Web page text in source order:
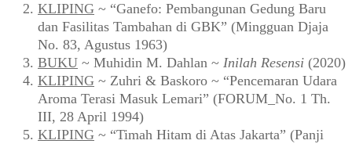
KLIPING ~ “Ganefo: Pembangunan Gedung Baru
dan Fasilitas Tambahan di GBK” (Mingguan Djaja
No. 83, Agustus 1963)
BUKU ~ Muhidin M. Dahlan ~ Inilah Resensi (2020)
KLIPING ~ Zuhri & Baskoro ~ “Pencemaran Udara
Aroma Terasi Masuk Lemari” (FORUM_No. 1 Th.
III, 28 April 1994)
KLIPING ~ “Timah Hitam di Atas Jakarta” (Panji